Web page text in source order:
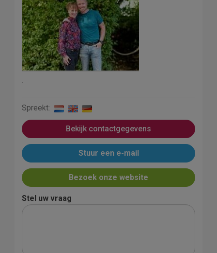
.
Spreekt:
Bekijk contactgegevens
Stuur een e-mail
Bezoek onze website
Stel uw vraag